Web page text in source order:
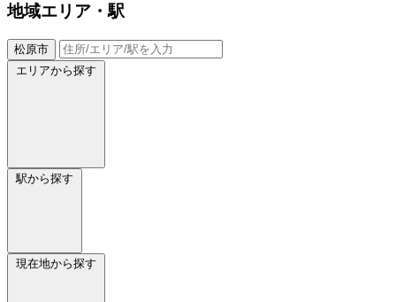
地域エリア・駅
松原市
エリアから探す
駅から探す
現在地から探す